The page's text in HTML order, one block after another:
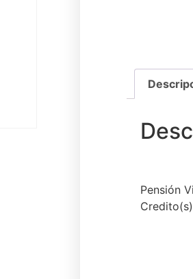
Pensión
Credito(s)